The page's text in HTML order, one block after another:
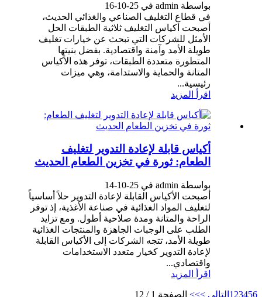
بواسطة admin في 25-10-16
في قطاع التغليف الصناعي والغذائي الحديث،
أصبحت أكياس التغليف ثلاثية الطبقات الحل
الأمثل للشركات التي تبحث عن خيارات تغليف
طويلة الأمد وآمنة واقتصادية. بفضل بنيتها
المتطورة متعددة الطبقات، توفر هذه الأكياس
المتانة والحماية والاستدامة، وهي ميزات
رئيسية...
اقرأ المزيد
أكياس قابلة لإعادة التدوير لتغليف
الطعام: ثورة في تخزين الطعام الحديث
بواسطة admin في 25-10-14
أصبحت الأكياس القابلة لإعادة التدوير حلاً أساسياً
لتغليف المواد الغذائية في صناعة الأغذية، إذ توفر
الراحة والمتانة ومدة صلاحية أطول. ومع تزايد
الطلب على الوجبات الجاهزة والمنتجات الغذائية
طويلة الأمد، تتجه الشركات إلى الأكياس القابلة
لإعادة التدوير كخيار متعدد الاستخدامات
واقتصادي...
اقرأ المزيد
1 23456 التالي >>> الصفحة 1 / 12